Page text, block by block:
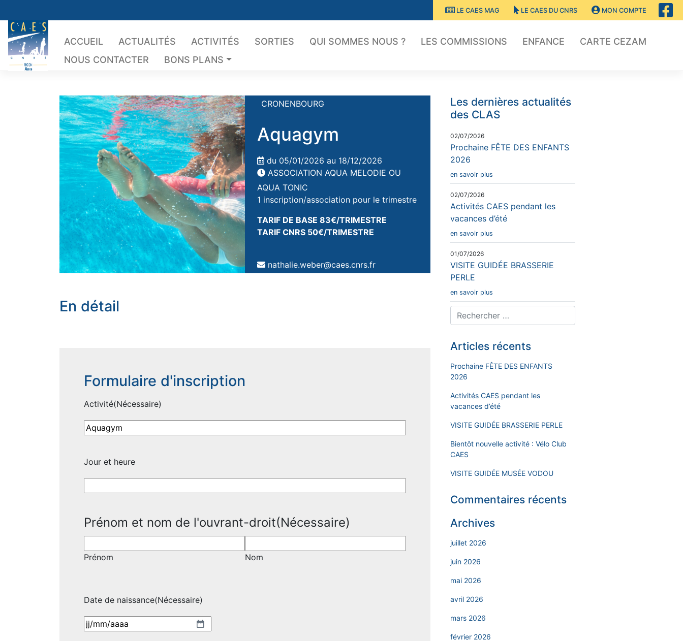
to
content
LE CAES MAG LE CAES DU CNRS MON COMPTE
ACCUEIL ACTUALITÉS ACTIVITÉS SORTIES QUI SOMMES NOUS ? LES COMMISSIONS ENFANCE
CARTE CEZAM
NOUS CONTACTER
BONS PLANS
CRONENBOURG
Aquagym
du 05/01/2026 au 18/12/2026
ASSOCIATION AQUA MELODIE OU
AQUA TONIC
1 inscription/association pour le trimestre
TARIF DE BASE 83€/TRIMESTRE
TARIF CNRS 50€/TRIMESTRE
nathalie.weber@caes.cnrs.fr
En détail
Formulaire d'inscription
Activité(Nécessaire)
Jour et heure
Prénom et nom de l'ouvrant-droit(Nécessaire)
Prénom Nom
Date de naissance(Nécessaire)
JJ
Les dernières actualités
des CLAS
02/07/2026
Prochaine FÊTE DES ENFANTS
2026
en savoir plus
02/07/2026
Activités CAES pendant les
vacances d’été
en savoir plus
01/07/2026
VISITE GUIDÉE BRASSERIE
PERLE
en savoir plus
Articles récents
Prochaine FÊTE DES ENFANTS
2026
Activités CAES pendant les
vacances d’été
VISITE GUIDÉE BRASSERIE PERLE
Bientôt nouvelle activité : Vélo Club
CAES
VISITE GUIDÉE MUSÉE VODOU
Commentaires récents
Archives
juillet 2026
juin 2026
mai 2026
avril 2026
mars 2026
février 2026